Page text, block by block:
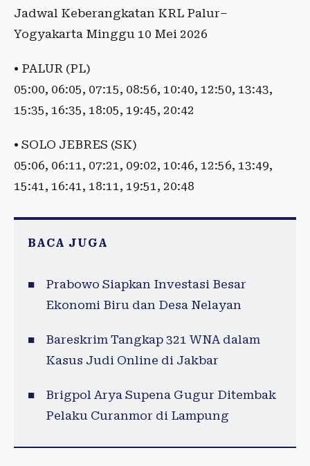
Jadwal Keberangkatan KRL Palur–
Yogyakarta Minggu 10 Mei 2026
• PALUR (PL)
05:00, 06:05, 07:15, 08:56, 10:40, 12:50, 13:43,
15:35, 16:35, 18:05, 19:45, 20:42
• SOLO JEBRES (SK)
05:06, 06:11, 07:21, 09:02, 10:46, 12:56, 13:49,
15:41, 16:41, 18:11, 19:51, 20:48
BACA JUGA
Prabowo Siapkan Investasi Besar
Ekonomi Biru dan Desa Nelayan
Bareskrim Tangkap 321 WNA dalam
Kasus Judi Online di Jakbar
Brigpol Arya Supena Gugur Ditembak
Pelaku Curanmor di Lampung